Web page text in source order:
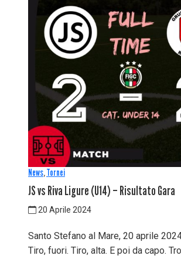
News,Tornei
JS vs Riva Ligure (U14) – Risultato Gara
20 Aprile 2024
Santo Stefano al Mare, 20 aprile
Tiro, fuori. Tiro, alta. E poi da capo.